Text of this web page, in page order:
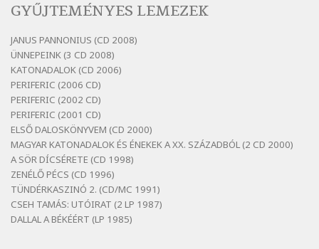
Bertók László: Vásáros
Szélkiáltó
Bertók László: Vizibolt
Szélkiáltó
Bornemissza Endre: Szitakötő
Szélkiáltó
Detlev von Liliencron: Bölcsődal
Szélkiáltó
Fenyvesi Béla: Lesz-e még menedék?
Szélkiáltó
Fenyvesi Béla: Szélkiáltó kánon
Szélkiáltó
GYŰJTEMÉNYES LEMEZEK
JANUS PANNONIUS (CD 2008)
ÜNNEPEINK (3 CD 2008)
KATONADALOK (CD 2006)
PERIFERIC (2006 CD)
PERIFERIC (2002 CD)
PERIFERIC (2001 CD)
ELSŐ DALOSKÖNYVEM (CD 2000)
MAGYAR KATONADALOK ÉS ÉNEKEK A XX. SZÁZADBÓL (2 CD 2000)
A SÖR DÍCSÉRETE (CD 1998)
ZENÉLŐ PÉCS (CD 1996)
TÜNDÉRKASZINÓ 2. (CD/MC 1991)
CSEH TAMÁS: UTÓIRAT (2 LP 1987)
DALLAL A BÉKÉÉRT (LP 1985)